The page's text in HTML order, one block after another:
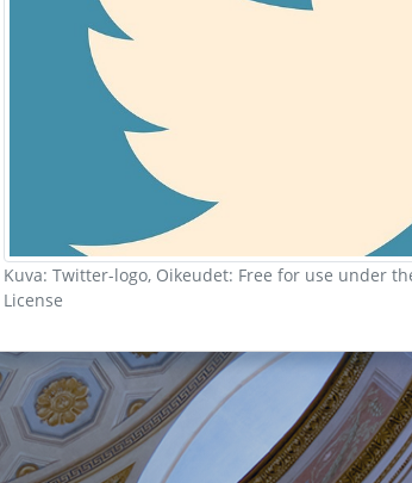
Kuva: Twitter-logo, Oikeudet: Free for use under
License